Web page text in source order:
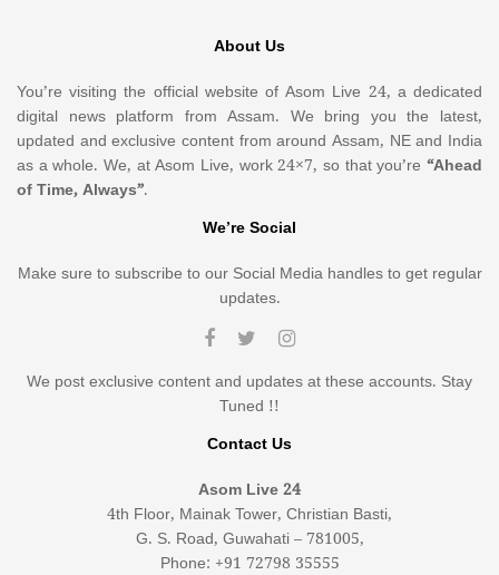
About Us
You’re visiting the official website of Asom Live 24, a dedicated
digital news platform from Assam. We bring you the latest,
updated and exclusive content from around Assam, NE and India
as a whole. We, at Asom Live, work 24×7, so that you’re “Ahead
of Time, Always”.
We’re Social
Make sure to subscribe to our Social Media handles to get regular
updates.
We post exclusive content and updates at these accounts. Stay
Tuned !!
Contact Us
Asom Live 24
4th Floor, Mainak Tower, Christian Basti,
G. S. Road, Guwahati – 781005,
Phone: +91 72798 35555